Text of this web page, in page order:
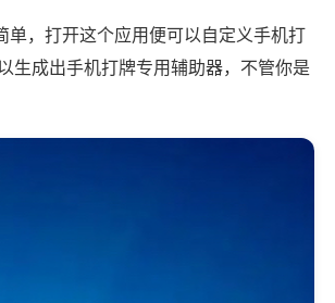
单，打开这个应用便可以自定义手机打
生成出手机打牌专用辅助器，不管你是